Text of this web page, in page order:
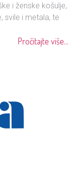
i ženske košulje,
svile i metala, te
Pročitajte više...